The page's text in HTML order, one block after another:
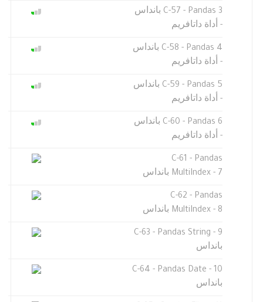
C-57 - Pandas 3 بانداس
- أداة داتافريم
C-58 - Pandas 4 بانداس
- أداة داتافريم
C-59 - Pandas 5 بانداس
- أداة داتافريم
C-60 - Pandas 6 بانداس
- أداة داتافريم
C-61 - Pandas
MultiIndex - 7 بانداس
C-62 - Pandas
MultiIndex - 8 بانداس
C-63 - Pandas String - 9
بانداس
C-64 - Pandas Date - 10
بانداس